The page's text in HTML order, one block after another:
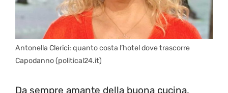
Antonella Clerici: quanto costa l’hotel dove trascorre
Capodanno (political24.it)
Da sempre amante della buona cucina,